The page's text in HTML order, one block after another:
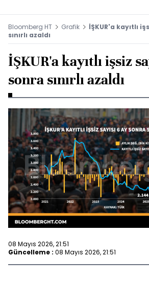
Bloomberg HT Grafik
İŞKUR'a kayıtlı
sınırlı azaldı
İŞKUR'a kayıtlı işsiz
sonra sınırlı azaldı
08 Mayıs 2026, 21:51
Güncelleme : 08 Mayıs 2026, 21:51